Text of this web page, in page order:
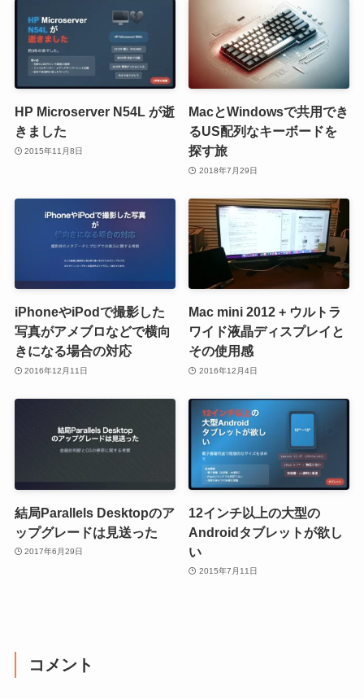
HP Microserver N54L が逝
きました
2015年11月8日
MacとWindowsで共用でき
るUS配列なキーボードを
探す旅
2018年7月29日
iPhoneやiPodで撮影した
写真がアメブロなどで横向
きになる場合の対応
2016年12月11日
Mac mini 2012 + ウルトラ
ワイド液晶ディスプレイと
その使用感
2016年12月4日
結局Parallels Desktopのア
ップグレードは見送った
2017年6月29日
12インチ以上の大型の
Androidタブレットが欲し
い
2015年7月11日
コメント